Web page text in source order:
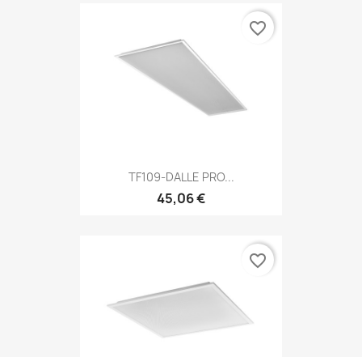
TF109-DALLE PRO...
45,06 €
favorite_border
favorite_border